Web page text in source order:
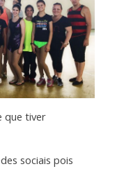
que tiver
sociais pois